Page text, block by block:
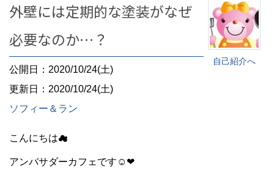
自己紹介へ
外壁には定期的な塗装がなぜ
必要なのか…？
公開日：2020/10/24(土)
更新日：2020/10/24(土)
ソフィー＆ラン
こんにちは☁
アンバサダーカフェです☺❤